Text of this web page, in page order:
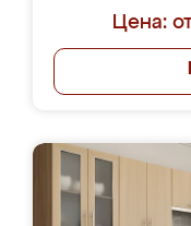
Цена: